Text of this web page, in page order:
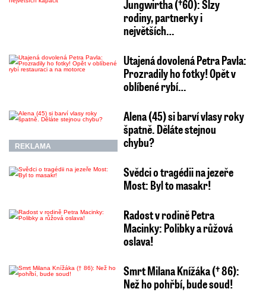
Jungwirtha (†60): Slzy
rodiny, partnerky i
největších…
Utajená dovolená Petra Pavla:
Prozradily ho fotky! Opět v
oblíbené rybí…
REKLAMA
Alena (45) si barví vlasy roky
špatně. Děláte stejnou
chybu?
Svědci o tragédii na jezeře
Most: Byl to masakr!
Radost v rodině Petra
Macinky: Polibky a růžová
oslava!
Smrt Milana Knížáka († 86):
Než ho pohřbí, bude soud!